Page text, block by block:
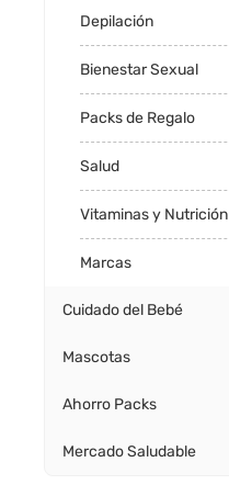
Depilación
Bienestar Sexual
Packs de Regalo
Salud
Vitaminas y Nutrición
Marcas
Cuidado del Bebé
Mascotas
Ahorro Packs
Mercado Saludable